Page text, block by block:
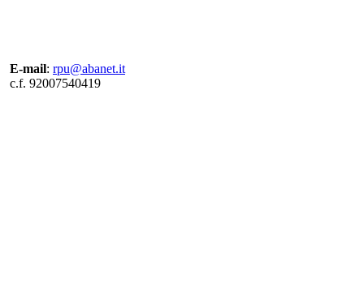
E-mail: rpu@abanet.it
c.f. 92007540419